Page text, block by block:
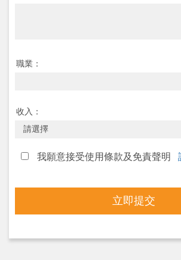
職業：
收入：
我願意接受使用條款及免責聲明